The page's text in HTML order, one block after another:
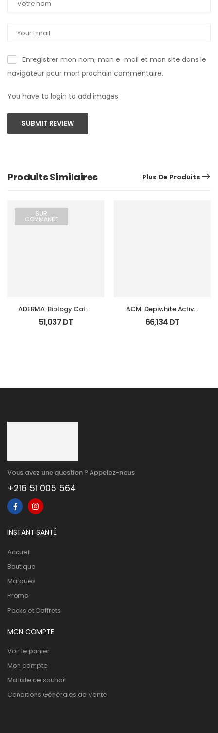
Enregistrer mon nom, mon e-mail et mon site dans le
navigateur pour mon prochain commentaire.
You have to login to add images.
SUBMIT REVIEW
Produits Similaires Plus De Produits
SUR
COMMANDE
ADERMA  Biology Calm
Soin Apaisant Tb 40 Ml
51,037DT
ACM  Depiwhite Active
Gel Unifiant Anti Taches
40Ml
66,134DT
Vous avez une question ? Appelez-nous
+216 51 005 564
INSTANT SANTÉ
Accueil
Boutique
Marques
Promo
Packs et Coffrets
MON COMPTE
Voir le panier
Mon compte
Ma liste de souhait
Conditions Générales de Vente